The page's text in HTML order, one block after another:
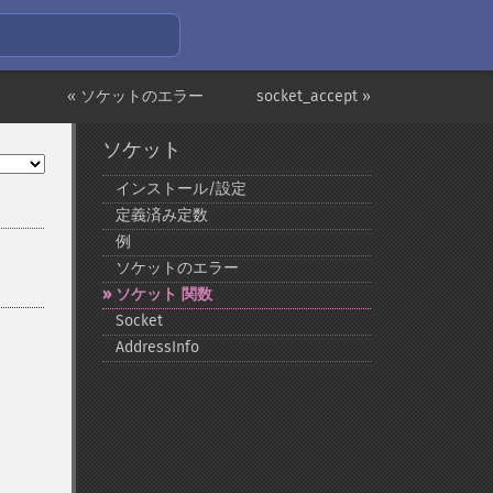
socket_accept »
« ソケットのエラー
ソケット
インストール/設定
定義済み定数
例
ソケットのエラー
ソケット 関数
Socket
AddressInfo